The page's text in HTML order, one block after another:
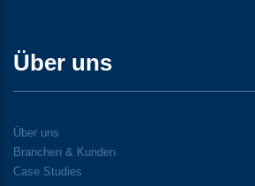
Über uns
Über uns
Branchen & Kunden
Case Studies